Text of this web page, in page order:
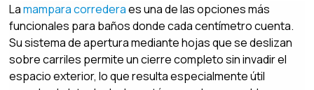
Lamampara correderaes una de las opciones más
funcionales para baños donde cada centímetro cuenta.
Su sistema de apertura mediante hojas que se deslizan
sobre carriles permite un cierre completo sin invadir el
espacio exterior, lo que resulta especialmente útil